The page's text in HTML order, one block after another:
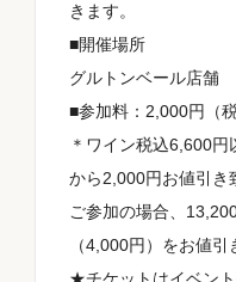
お買
きます。
■開催場所
グルトンベール店舗
■参加料：2,000円（税
＊ワイン税込6,600
から2,000円お値引き
ご参加の場合、
（4,000円）をお値引